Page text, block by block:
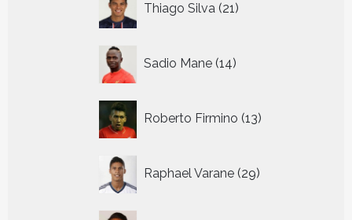
Thiago Silva 21
producten
Sadio Mane 14
producten
Roberto Firmino 13
producten
Raphael Varane 29
producten